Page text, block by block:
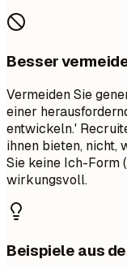
Besser
Vermeiden Sie
einer
entwickeln.'
ihnen bieten, nicht,
Sie keine Ich-Form
wirkungsvoll.
Beispiele aus